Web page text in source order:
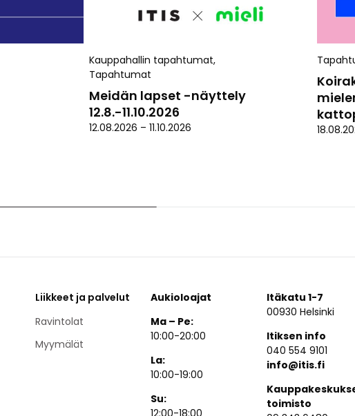
Kauppahallin tapahtumat,
Tapahtumat
Meidän lapset -näyttely
12.8.-11.10.2026
12.08.2026 –11.10.2026
Liikkeet ja palvelut
Ravintolat
Myymälät
Aukioloajat
Ma – Pe:
10:00-20:00
La:
10:00-19:00
Su:
12:00-18:00
Itäkatu 1-7
00930 Helsinki
Itiksen info
040 554 9101
info@itis.fi
toimisto